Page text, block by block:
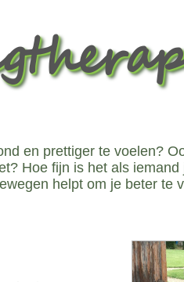
en prettiger te voelen?
Hoe fijn is het als
helpt om je beter te